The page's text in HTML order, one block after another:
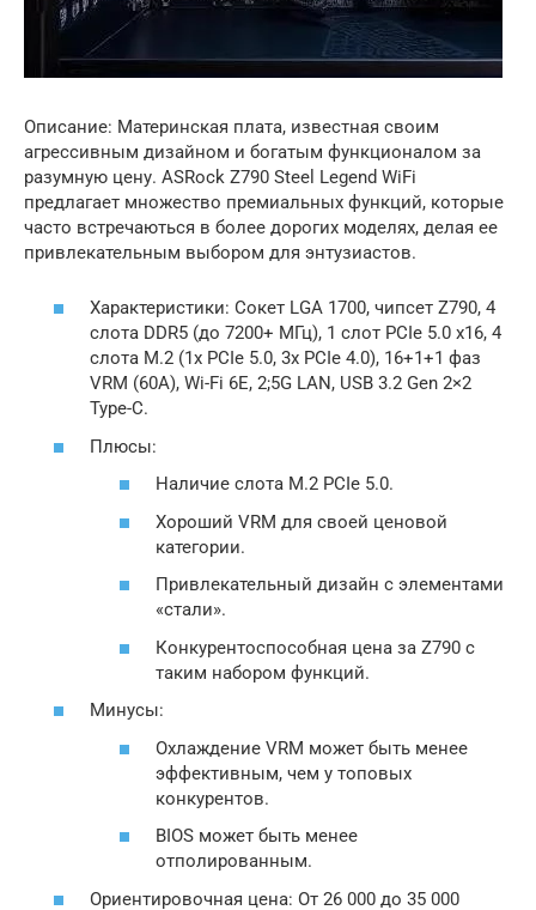
Описание: Материнская плата, известная своим
агрессивным дизайном и богатым функционалом за
разумную цену. ASRock Z790 Steel Legend WiFi
предлагает множество премиальных функций, которые
часто встречаються в более дорогих моделях, делая ее
привлекательным выбором для энтузиастов.
Характеристики: Сокет LGA 1700, чипсет Z790, 4
слота DDR5 (до 7200+ МГц), 1 слот PCIe 5.0 x16, 4
слота M.2 (1x PCIe 5.0, 3x PCIe 4.0), 16+1+1 фаз
VRM (60A), Wi-Fi 6E, 2;5G LAN, USB 3.2 Gen 2×2
Type-C.
Плюсы:
Наличие слота M.2 PCIe 5.0.
Хороший VRM для своей ценовой
категории.
Привлекательный дизайн с элементами
«стали».
Конкурентоспособная цена за Z790 с
таким набором функций.
Минусы:
Охлаждение VRM может быть менее
эффективным, чем у топовых
конкурентов.
BIOS может быть менее
отполированным.
Ориентировочная цена: От 26 000 до 35 000